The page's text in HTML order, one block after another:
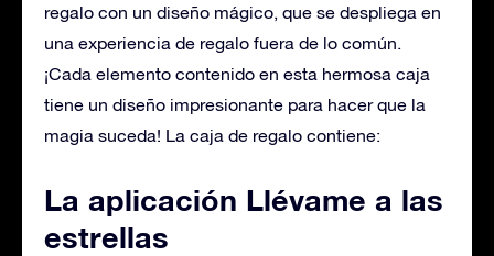
regalo con un diseño mágico, que se despliega en
una experiencia de regalo fuera de lo común.
¡Cada elemento contenido en esta hermosa caja
tiene un diseño impresionante para hacer que la
magia suceda! La caja de regalo contiene:
La aplicación Llévame a las
estrellas